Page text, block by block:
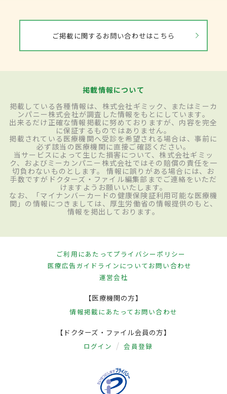
ご掲載に関するお問い合わせはこちら
掲載情報について
掲載している各種情報は、株式会社ギミック、またはミーカ
ンパニー株式会社が調査した情報をもとにしています。
出来るだけ正確な情報掲載に努めておりますが、内容を完全
に保証するものではありません。
掲載されている医療機関へ受診を希望される場合は、事前に
必ず該当の医療機関に直接ご確認ください。
当サービスによって生じた損害について、株式会社ギミッ
ク、およびミーカンパニー株式会社ではその賠償の責任を一
切負わないものとします。 情報に誤りがある場合には、お
手数ですがドクターズ・ファイル編集部までご連絡をいただ
けますようお願いいたします。
なお、「マイナンバーカードの健康保険証利用可能な医療機
関」の情報につきましては、厚生労働省の情報提供のもと、
情報を掲出しております。
ご利用にあたってプライバシーポリシー
医療広告ガイドラインについてお問い合わせ
運営会社
【医療機関の方】
情報掲載にあたって お問い合わせ
【ドクターズ・ファイル会員の方】
ログイン 会員登録